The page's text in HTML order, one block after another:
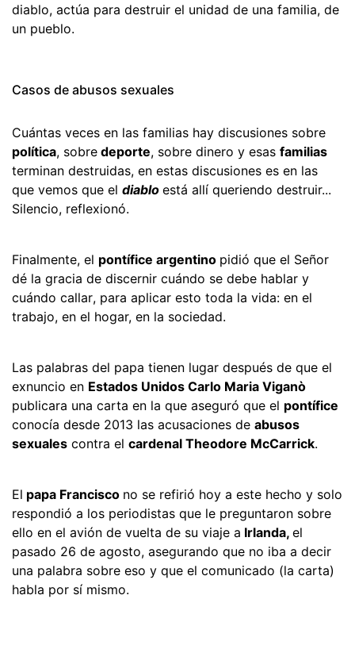
diablo, actúa para destruir el unidad de una familia, de
un pueblo.
Casos de abusos sexuales
Cuántas veces en las familias hay discusiones sobre
política, sobre deporte, sobre dinero y esas familias
terminan destruidas, en estas discusiones es en las
que vemos que el diablo está allí queriendo destruir...
Silencio, reflexionó.
Finalmente, el pontífice argentino pidió que el Señor
dé la gracia de discernir cuándo se debe hablar y
cuándo callar, para aplicar esto toda la vida: en el
trabajo, en el hogar, en la sociedad.
Las palabras del papa tienen lugar después de que el
exnuncio en Estados Unidos Carlo Maria Viganò
publicara una carta en la que aseguró que el pontífice
conocía desde 2013 las acusaciones de abusos
sexuales contra el cardenal Theodore McCarrick.
El papa Francisco no se refirió hoy a este hecho y solo
respondió a los periodistas que le preguntaron sobre
ello en el avión de vuelta de su viaje a Irlanda, el
pasado 26 de agosto, asegurando que no iba a decir
una palabra sobre eso y que el comunicado (la carta)
habla por sí mismo.